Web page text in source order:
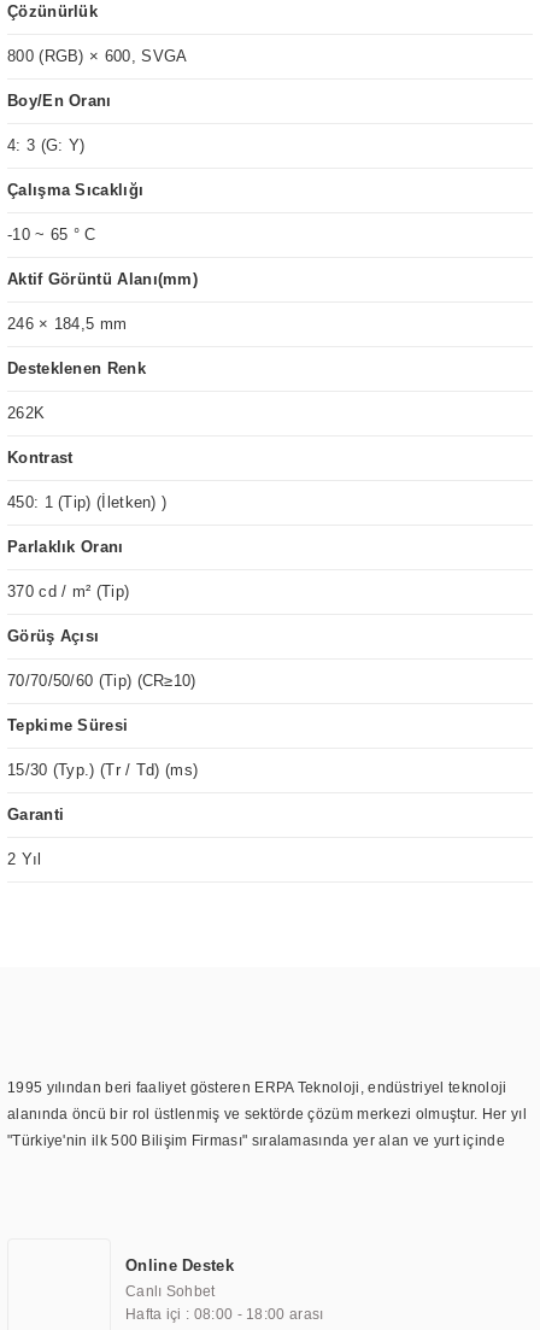
Çözünürlük
800 (RGB) × 600, SVGA
Boy/En Oranı
4: 3 (G: Y)
Çalışma Sıcaklığı
-10 ~ 65 ° C
Aktif Görüntü Alanı(mm)
246 × 184,5 mm
Desteklenen Renk
262K
Kontrast
450: 1 (Tip) (İletken) )
Parlaklık Oranı
370 cd / m² (Tip)
Görüş Açısı
70/70/50/60 (Tip) (CR≥10)
Tepkime Süresi
15/30 (Typ.) (Tr / Td) (ms)
Garanti
2 Yıl
1995 yılından beri faaliyet gösteren ERPA Teknoloji, endüstriyel teknoloji
alanında öncü bir rol üstlenmiş ve sektörde çözüm merkezi olmuştur. Her yıl
"Türkiye'nin ilk 500 Bilişim Firması" sıralamasında yer alan ve yurt içinde
TOCHI markası altında kendi ürettiği ürünlerde kullanmıştır. Günümüzde
TOCHI; videowall, digital signage, kiosk, totem, akıllı durak ekranı, araç içi
ekran, asansör ekranı, digital menüboard, marin ekran, medikal ekran,
Online Destek
Canlı Sohbet
Hafta içi : 08:00 - 18:00 arası